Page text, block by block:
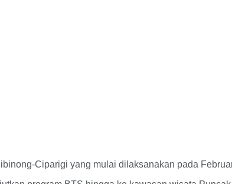
Ciparigi yang mulai dilaksanakan pada